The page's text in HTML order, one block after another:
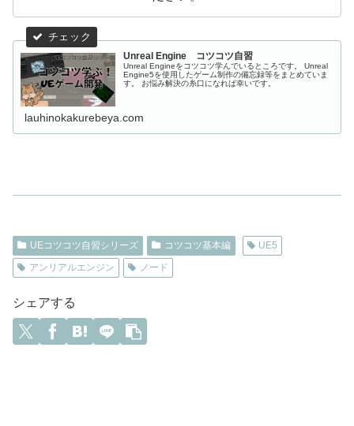
Unreal Engine コツコツ自習
Unreal Engineをコツコツ学んでいるところです。 Unreal
Engine5を使用したゲーム制作の備忘録等をまとめていま
す。 お悩み解決の糸口になれば幸いです。
lauhinokakurebeya.com
UEコツコツ自習シリーズ コツコツ基本編
UE5
アンリアルエンジン
ノード
シェアする